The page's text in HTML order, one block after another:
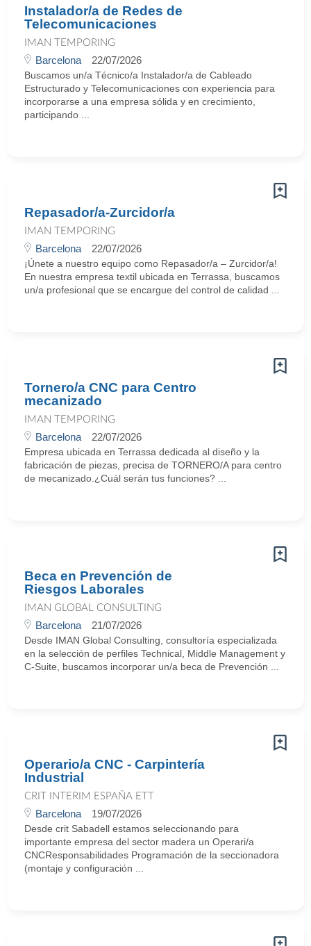
Instalador/a de Redes de
Telecomunicaciones
IMAN TEMPORING
Barcelona 22/07/2026
Buscamos un/a Técnico/a Instalador/a de Cableado
Estructurado y Telecomunicaciones con experiencia para
incorporarse a una empresa sólida y en crecimiento,
participando ...
Repasador/a-Zurcidor/a
IMAN TEMPORING
Barcelona 22/07/2026
¡Únete a nuestro equipo como Repasador/a – Zurcidor/a!
En nuestra empresa textil ubicada en Terrassa, buscamos
un/a profesional que se encargue del control de calidad ...
Tornero/a CNC para Centro
mecanizado
IMAN TEMPORING
Barcelona 22/07/2026
Empresa ubicada en Terrassa dedicada al diseño y la
fabricación de piezas, precisa de TORNERO/A para centro
de mecanizado.¿Cuál serán tus funciones? ...
Beca en Prevención de
Riesgos Laborales
IMAN GLOBAL CONSULTING
Barcelona 21/07/2026
Desde IMAN Global Consulting, consultoría especializada
en la selección de perfiles Technical, Middle Management y
C-Suite, buscamos incorporar un/a beca de Prevención ...
Operario/a CNC - Carpintería
Industrial
CRIT INTERIM ESPAÑA ETT
Barcelona 19/07/2026
Desde crit Sabadell estamos seleccionando para
importante empresa del sector madera un Operari/a
CNCResponsabilidades Programación de la seccionadora
(montaje y configuración ...